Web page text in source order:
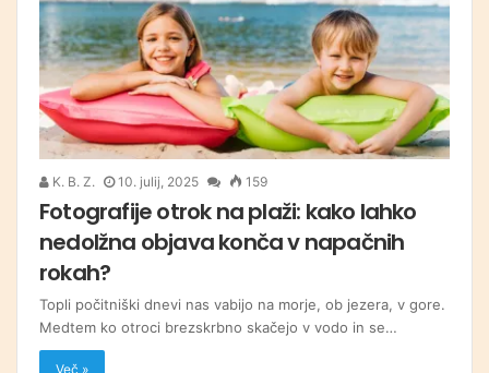
K. B. Z. 10. julij, 2025 159
Fotografije otrok na plaži: kako lahko
nedolžna objava konča v napačnih
rokah?
Topli počitniški dnevi nas vabijo na morje, ob jezera, v gore.
Medtem ko otroci brezskrbno skačejo v vodo in se…
Več »